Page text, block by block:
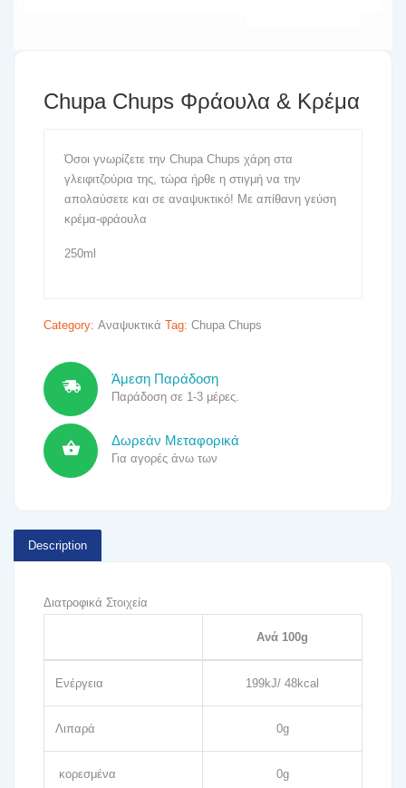
Chupa Chups Φράουλα & Κρέμα
Όσοι γνωρίζετε την Chupa Chups χάρη στα
γλειφιτζούρια της, τώρα ήρθε η στιγμή να την
απολαύσετε και σε αναψυκτικό! Με απίθανη γεύση
κρέμα-φράουλα
250ml
Category: Αναψυκτικά Tag: Chupa Chups
Άμεση Παράδοση
Παράδοση σε 1-3 μέρες.
Δωρεάν Μεταφορικά
Για αγορές άνω των
Description
Διατροφικά Στοιχεία
Ανά 100g
Ενέργεια 199kJ/ 48kcal
Λιπαρά 0g
κορεσμένα 0g